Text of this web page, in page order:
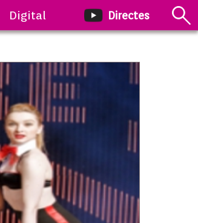
Digital Directes